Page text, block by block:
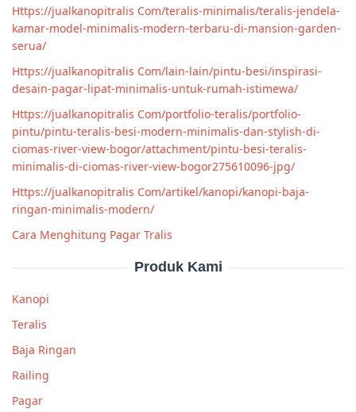
Https://jualkanopitralis Com/teralis-minimalis/teralis-jendela-
kamar-model-minimalis-modern-terbaru-di-mansion-garden-
serua/
Https://jualkanopitralis Com/lain-lain/pintu-besi/inspirasi-
desain-pagar-lipat-minimalis-untuk-rumah-istimewa/
Https://jualkanopitralis Com/portfolio-teralis/portfolio-
pintu/pintu-teralis-besi-modern-minimalis-dan-stylish-di-
ciomas-river-view-bogor/attachment/pintu-besi-teralis-
minimalis-di-ciomas-river-view-bogor275610096-jpg/
Https://jualkanopitralis Com/artikel/kanopi/kanopi-baja-
ringan-minimalis-modern/
Cara Menghitung Pagar Tralis
Produk Kami
Kanopi
Teralis
Baja Ringan
Railing
Pagar